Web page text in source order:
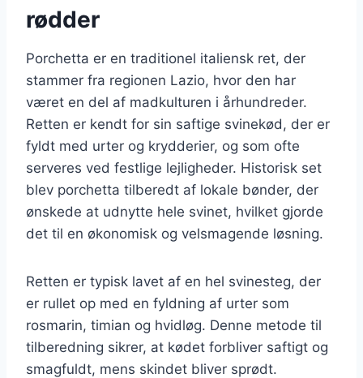
rødder
Porchetta er en traditionel italiensk ret, der
stammer fra regionen Lazio, hvor den har
været en del af madkulturen i århundreder.
Retten er kendt for sin saftige svinekød, der er
fyldt med urter og krydderier, og som ofte
serveres ved festlige lejligheder. Historisk set
blev porchetta tilberedt af lokale bønder, der
ønskede at udnytte hele svinet, hvilket gjorde
det til en økonomisk og velsmagende løsning.
Retten er typisk lavet af en hel svinesteg, der
er rullet op med en fyldning af urter som
rosmarin, timian og hvidløg. Denne metode til
tilberedning sikrer, at kødet forbliver saftigt og
smagfuldt, mens skindet bliver sprødt.